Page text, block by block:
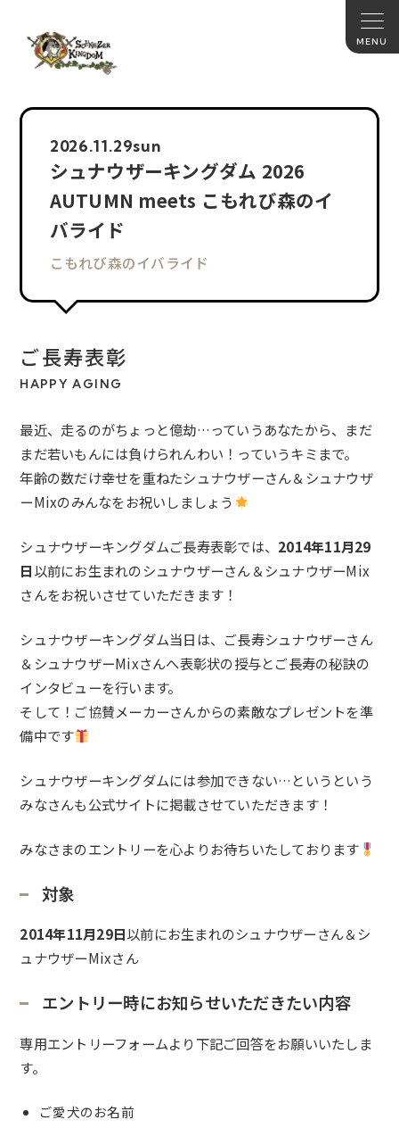
2026.11.29sun
シュナウザーキングダム 2026
AUTUMN meets こもれび森のイ
バライド
こもれび森のイバライド
ご長寿表彰
HAPPY AGING
最近、走るのがちょっと億劫…っていうあなたから、まだ
まだ若いもんには負けられんわい！っていうキミまで。
年齢の数だけ幸せを重ねたシュナウザーさん＆シュナウザ
ーMixのみんなをお祝いしましょう
シュナウザーキングダムご長寿表彰では、 2014年11月29
日以前にお生まれのシュナウザーさん＆シュナウザーMix
さんをお祝いさせていただきます！
シュナウザーキングダム当日は、ご長寿シュナウザーさん
＆シュナウザーMixさんへ表彰状の授与とご長寿の秘訣の
インタビューを行います。
そして！ご協賛メーカーさんからの素敵なプレゼントを準
備中です
シュナウザーキングダムには参加できない…という という
みなさんも公式サイトに掲載させていただきます！
みなさまのエントリーを心よりお待ちいたしております
対象
2014年11月29日以前にお生まれのシュナウザーさん＆シ
ュナウザーMixさん
エントリー時にお知らせいただきたい内容
専用エントリーフォームより下記ご回答をお願いいたしま
す。
ご愛犬のお名前